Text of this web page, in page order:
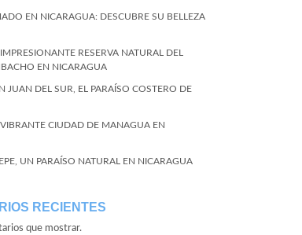
EN NICARAGUA: DESCUBRE SU BELLEZA
RESERVA NATURAL DEL
EN NICARAGUA
JUAN DEL SUR, EL PARAÍSO COSTERO DE
CIUDAD DE MANAGUA EN
UN PARAÍSO NATURAL EN NICARAGUA
RECIENTES
que mostrar.